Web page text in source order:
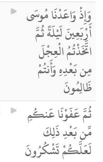
وَإِذْ وَاعَدْنَا مُوسَى
أَرْبَعِينَ لَيْلَةً ثُمَّ
اتَّخَذْتُمُ الْعِجْلَ
مِن بَعْدِهِ وَأَنتُمْ
ظَالِمُونَ
ثُمَّ عَفَوْنَا عَنكُمِ
مِّن بَعْدِ ذَلِكَ
لَعَلَّكُمْ تَشْكُرُونَ